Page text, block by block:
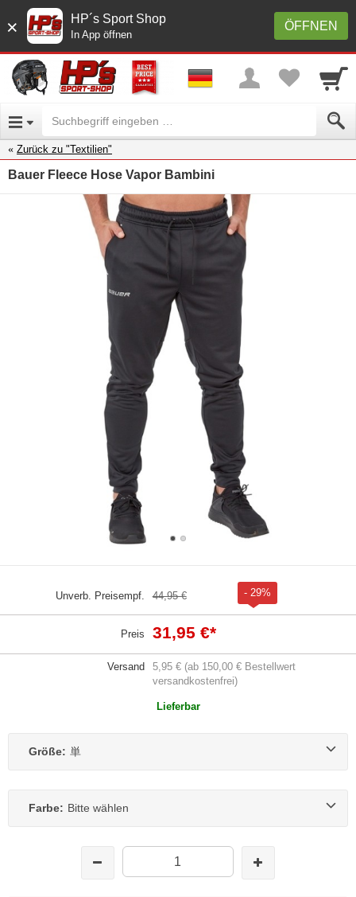
× ÖFFNEN
HP´s Sport Shop
In App öffnen
Zurück zu "Textilien"
Bauer Fleece Hose Vapor Bambini
Unverb. Preisempf. 44,95 € - 29%
Preis 31,95 €*
Versand
5,95 € (ab 150,00 € Bestellwert
versandkostenfrei)
Lieferbar
Größe: 単
Farbe: Bitte wählen